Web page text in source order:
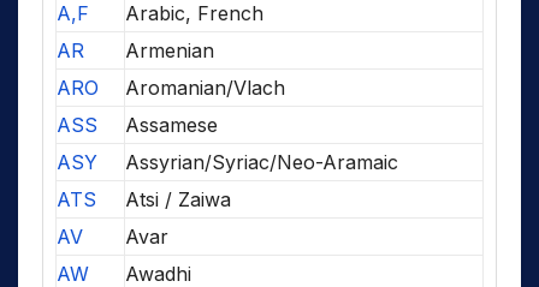
A,F
Arabic, French
AR
Armenian
ARO
Aromanian/Vlach
ASS
Assamese
ASY
Assyrian/Syriac/Neo-Aramaic
ATS
Atsi / Zaiwa
AV
Avar
AW
Awadhi